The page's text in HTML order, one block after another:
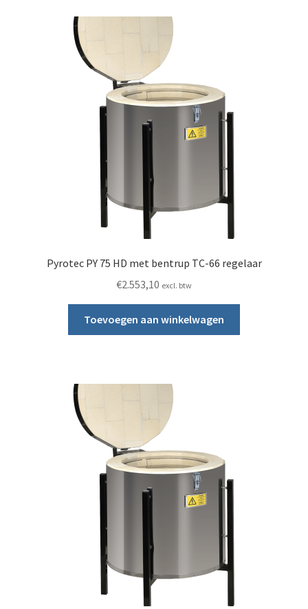
Pyrotec PY 75 HD met bentrup TC-66 regelaar
€2.553,10 excl. btw
Toevoegen aan winkelwagen